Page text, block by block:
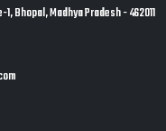
Bhopal, Madhya Pradesh - 462011